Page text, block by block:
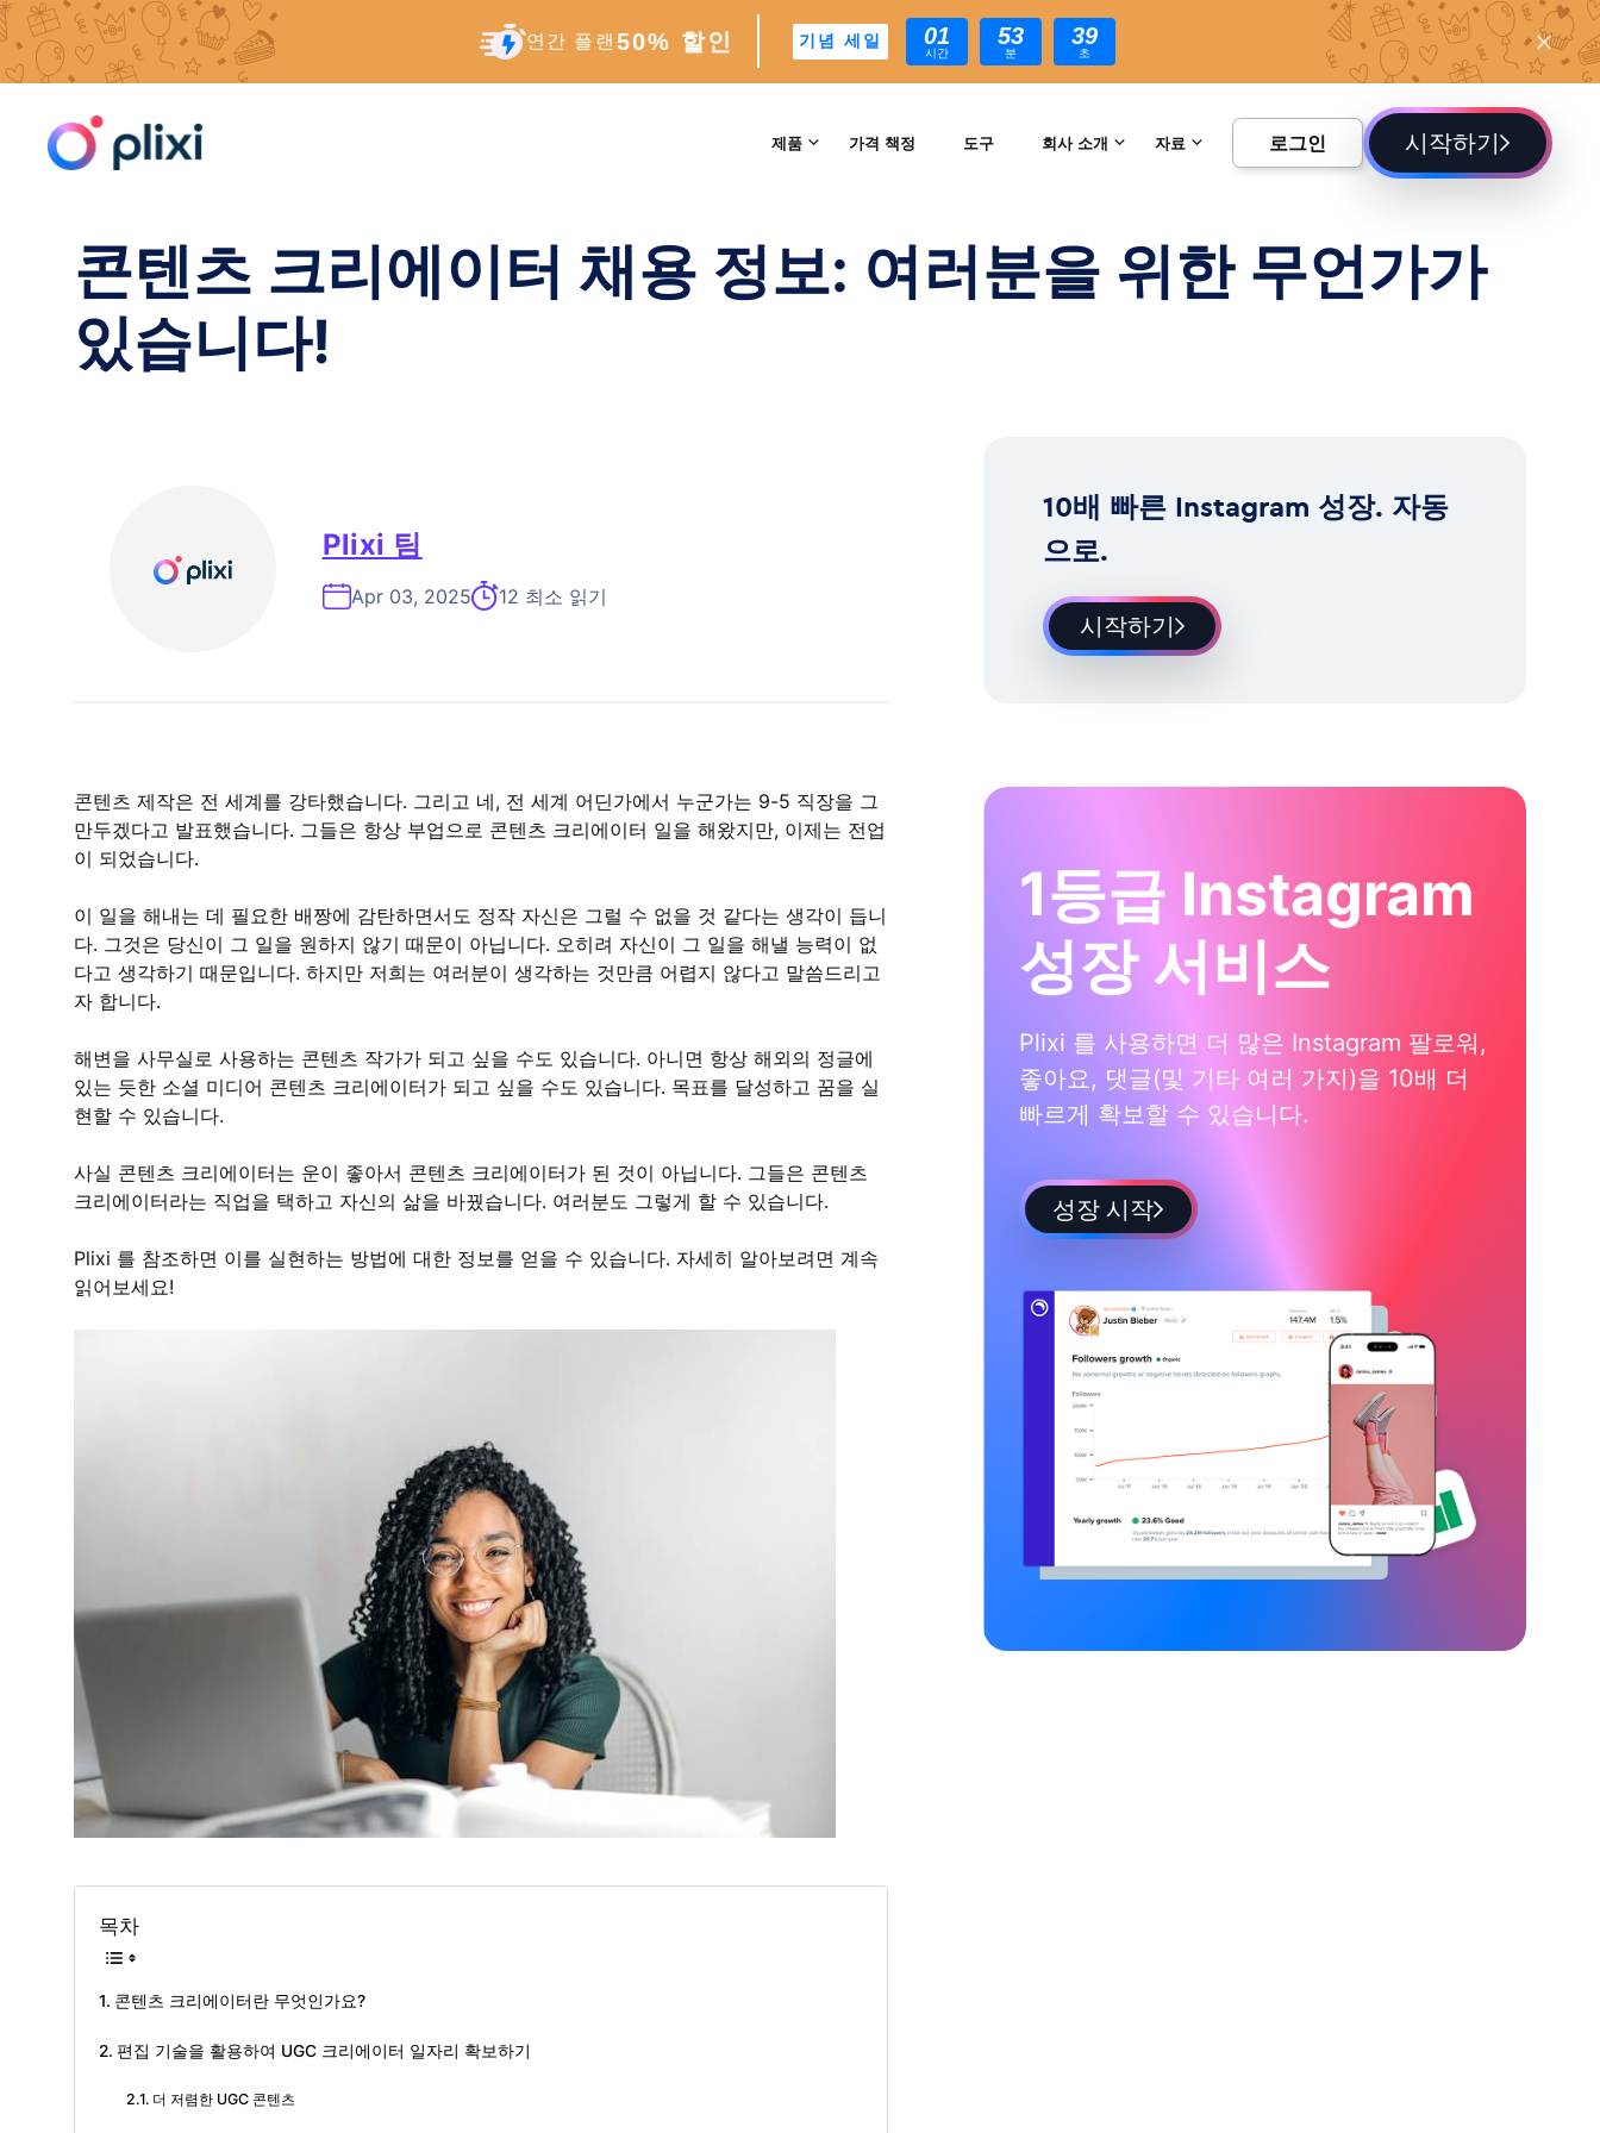
50% 할인
연간 플랜 기념 세일 01
시간
53
분
38
초
제품
자동 AI 기반 성장 엔진
가격 책정 도구 회사 소개
리뷰
자료
블로그
로그인 시작하기
홈/ 리소스 콘텐츠 크리에이터 채용 정보: 여러분을 위한 무언가가 있습니다!
콘텐츠 크리에이터 채용 정보: 여러분을 위한 무언가가
있습니다!
Plixi 팀
Apr 03, 2025 12 최소 읽기
10배 빠른 Instagram 성장. 자동
으로.
시작하기
콘텐츠 제작은 전 세계를 강타했습니다. 그리고 네, 전 세계 어딘가에서 누군가는 9-5 직장을 그
만두겠다고 발표했습니다. 그들은 항상 부업으로 콘텐츠 크리에이터 일을 해왔지만, 이제는 전업
이 되었습니다.
이 일을 해내는 데 필요한 배짱에 감탄하면서도 정작 자신은 그럴 수 없을 것 같다는 생각이 듭니
다. 그것은 당신이 그 일을 원하지 않기 때문이 아닙니다. 오히려 자신이 그 일을 해낼 능력이 없
다고 생각하기 때문입니다. 하지만 저희는 여러분이 생각하는 것만큼 어렵지 않다고 말씀드리고
자 합니다.
해변을 사무실로 사용하는 콘텐츠 작가가 되고 싶을 수도 있습니다. 아니면 항상 해외의 정글에
있는 듯한 소셜 미디어 콘텐츠 크리에이터가 되고 싶을 수도 있습니다. 목표를 달성하고 꿈을 실
현할 수 있습니다.
사실 콘텐츠 크리에이터는 운이 좋아서 콘텐츠 크리에이터가 된 것이 아닙니다. 그들은 콘텐츠
크리에이터라는 직업을 택하고 자신의 삶을 바꿨습니다. 여러분도 그렇게 할 수 있습니다.
Plixi 를 참조하면 이를 실현하는 방법에 대한 정보를 얻을 수 있습니다. 자세히 알아보려면 계속
읽어보세요!
목차
콘텐츠 크리에이터란 무엇인가요?
편집 기술을 활용하여 UGC 크리에이터 일자리 확보하기
더 저렴한 UGC 콘텐츠
1등급 Instagram
성장 서비스
Plixi 를 사용하면 더 많은 Instagram 팔로워,
좋아요, 댓글(및 기타 여러 가지)을 10배 더
빠르게 확보할 수 있습니다.
성장 시작